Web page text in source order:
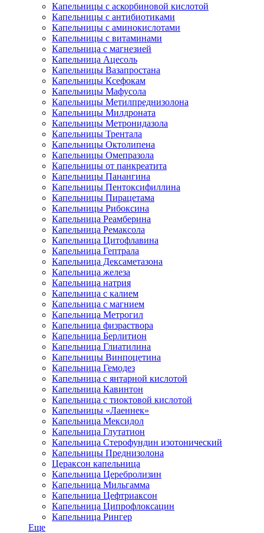
Капельницы с аскорбиновой кислотой
Капельницы с антибиотиками
Капельницы с аминокислотами
Капельницы с витаминами
Капельница с магнезией
Капельница Ацесоль
Капельницы Вазапростана
Капельницы Ксефокам
Капельницы Мафусола
Капельницы Метилпреднизолона
Капельницы Милдроната
Капельницы Метронидазола
Капельницы Трентала
Капельницы Октолипена
Капельницы Омепразола
Капельницы от панкреатита
Капельницы Панангина
Капельницы Пентоксифиллина
Капельницы Пирацетама
Капельницы Рибоксина
Капельница Реамберина
Капельница Ремаксола
Капельница Цитофлавина
Капельница Гептрала
Капельница Дексаметазона
Капельница железа
Капельница натрия
Капельница с калием
Капельница с магнием
Капельница Метрогил
Капельница физраствора
Капельница Берлитион
Капельница Глиатилина
Капельницы Винпоцетина
Капельница Гемодез
Капельница с янтарной кислотой
Капельница Кавинтон
Капельница с тиоктовой кислотой
Капельницы «Лаеннек»
Капельница Мексидол
Капельница Глутатион
Капельница Стерофундин изотонический
Капельницы Преднизолона
Цераксон капельница
Капельница Церебролизин
Капельница Мильгамма
Капельница Цефтриаксон
Капельница Ципрофлоксацин
Капельница Рингер
Еще